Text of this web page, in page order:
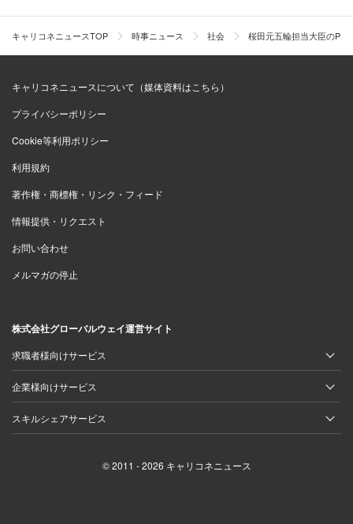
キャリコネニュースTOP 時事ニュース 社会 桜田元五輪担当大臣のPR
キャリコネニュースについて（媒体資料はこちら）
プライバシーポリシー
Cookie等利用ポリシー
利用規約
著作権・商標権・リンク・フィード
情報提供・リクエスト
お問い合わせ
メルマガの停止
株式会社グローバルウェイ運営サイト
求職者様向けサービス
企業様向けサービス
スキルシェアサービス
© 2011 - 2026 キャリコネニュース